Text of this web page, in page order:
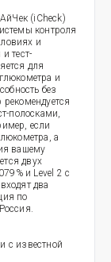
(iCheck)
контроля
и
тест-
для
и
без
полосками,
если
а
вашему
двух
и Level 2 с
два
по
с известной